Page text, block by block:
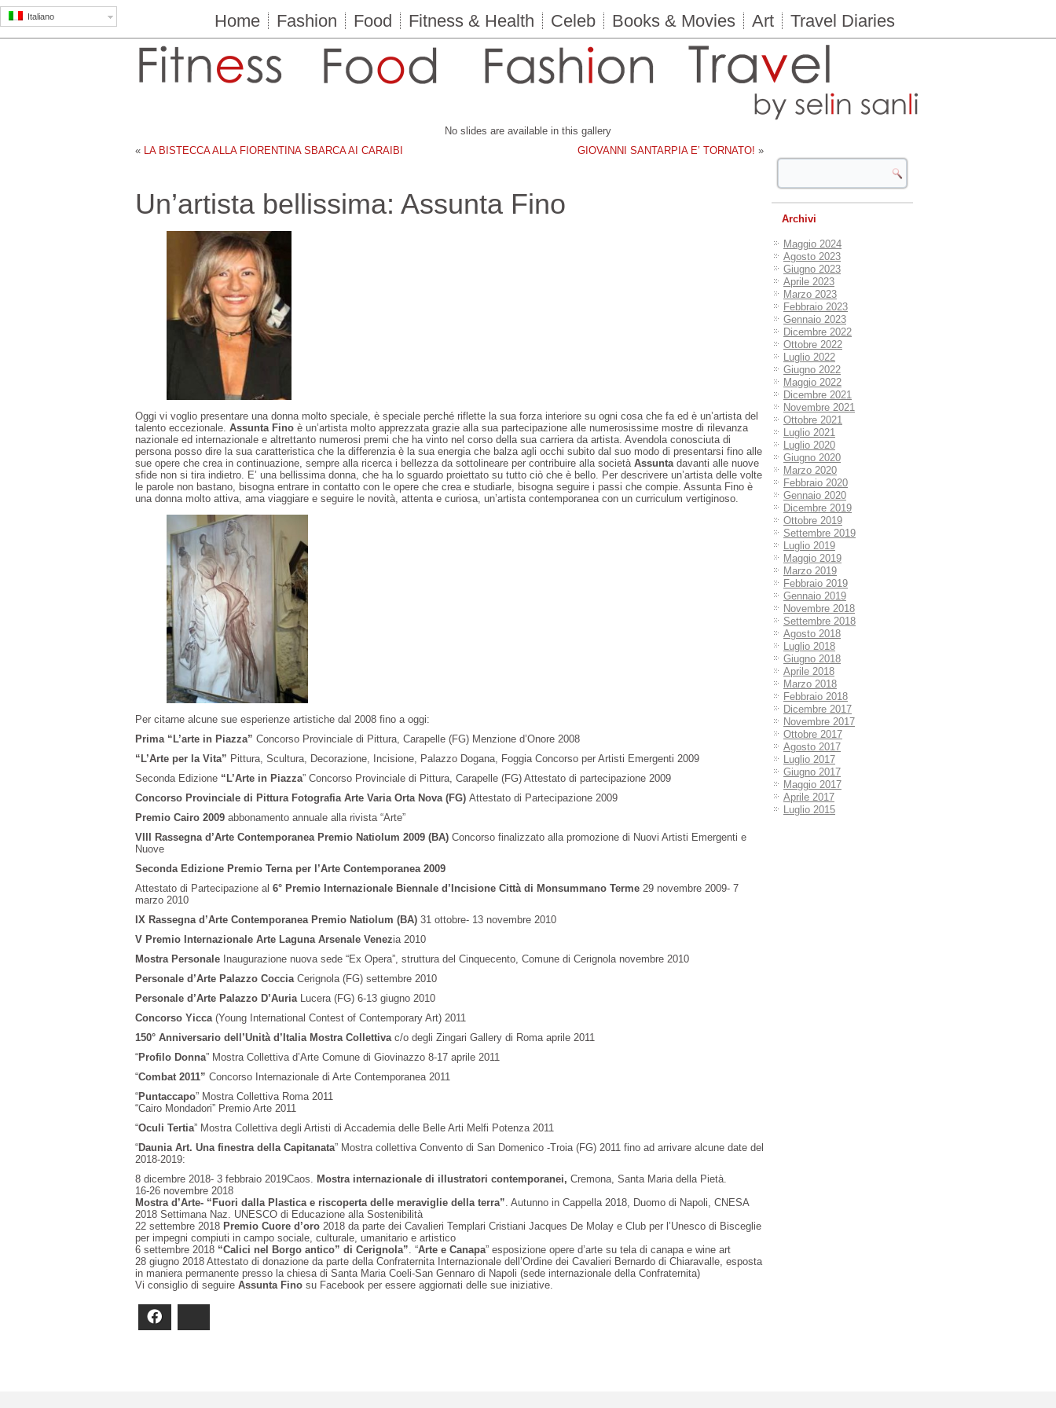
Italiano Home Fashion Food Fitness & Health Celeb Books & Movies Art Travel Diaries
No slides are available in this gallery
« LA BISTECCA ALLA FIORENTINA SBARCA AI CARAIBI GIOVANNI SANTARPIA E’ TORNATO! »
Un’artista bellissima: Assunta Fino
Oggi vi voglio presentare una donna molto speciale, è speciale perché riflette la sua forza interiore su ogni cosa che fa ed è un’artista del
talento eccezionale. Assunta Fino è un’artista molto apprezzata grazie alla sua partecipazione alle numerosissime mostre di rilevanza
nazionale ed internazionale e altrettanto numerosi premi che ha vinto nel corso della sua carriera da artista. Avendola conosciuta di
persona posso dire la sua caratteristica che la differenzia è la sua energia che balza agli occhi subito dal suo modo di presentarsi fino alle
sue opere che crea in continuazione, sempre alla ricerca i bellezza da sottolineare per contribuire alla società Assunta davanti alle nuove
sfide non si tira indietro. E’ una bellissima donna, che ha lo sguardo proiettato su tutto ciò che è bello. Per descrivere un’artista delle volte
le parole non bastano, bisogna entrare in contatto con le opere che crea e studiarle, bisogna seguire i passi che compie. Assunta Fino è
una donna molto attiva, ama viaggiare e seguire le novità, attenta e curiosa, un’artista contemporanea con un curriculum vertiginoso.
Per citarne alcune sue esperienze artistiche dal 2008 fino a oggi:
Prima “L’arte in Piazza” Concorso Provinciale di Pittura, Carapelle (FG) Menzione d’Onore 2008
“L’Arte per la Vita” Pittura, Scultura, Decorazione, Incisione, Palazzo Dogana, Foggia Concorso per Artisti Emergenti 2009
Seconda Edizione “L’Arte in Piazza” Concorso Provinciale di Pittura, Carapelle (FG) Attestato di partecipazione 2009
Concorso Provinciale di Pittura Fotografia Arte Varia Orta Nova (FG) Attestato di Partecipazione 2009
Premio Cairo 2009 abbonamento annuale alla rivista “Arte”
VIII Rassegna d’Arte Contemporanea Premio Natiolum 2009 (BA) Concorso finalizzato alla promozione di Nuovi Artisti Emergenti e
Nuove
Seconda Edizione Premio Terna per l’Arte Contemporanea 2009
Attestato di Partecipazione al 6° Premio Internazionale Biennale d’Incisione Città di Monsummano Terme 29 novembre 2009- 7
marzo 2010
IX Rassegna d’Arte Contemporanea Premio Natiolum (BA) 31 ottobre- 13 novembre 2010
V Premio Internazionale Arte Laguna Arsenale Venezia 2010
Mostra Personale Inaugurazione nuova sede “Ex Opera”, struttura del Cinquecento, Comune di Cerignola novembre 2010
Personale d’Arte Palazzo Coccia Cerignola (FG) settembre 2010
Personale d’Arte Palazzo D’Auria Lucera (FG) 6-13 giugno 2010
Concorso Yicca (Young International Contest of Contemporary Art) 2011
150° Anniversario dell’Unità d’Italia Mostra Collettiva c/o degli Zingari Gallery di Roma aprile 2011
“Profilo Donna” Mostra Collettiva d’Arte Comune di Giovinazzo 8-17 aprile 2011
“Combat 2011” Concorso Internazionale di Arte Contemporanea 2011
“Puntaccapo” Mostra Collettiva Roma 2011
“Cairo Mondadori” Premio Arte 2011
“Oculi Tertia” Mostra Collettiva degli Artisti di Accademia delle Belle Arti Melfi Potenza 2011
“Daunia Art. Una finestra della Capitanata” Mostra collettiva Convento di San Domenico -Troia (FG) 2011 fino ad arrivare alcune date del
2018-2019:
8 dicembre 2018- 3 febbraio 2019Caos.
Mostra internazionale di illustratori contemporanei, Cremona, Santa Maria della Pietà.
16-26 novembre 2018
Mostra d’Arte- “Fuori dalla Plastica e riscoperta delle meraviglie della terra” . Autunno in Cappella 2018, Duomo di Napoli, CNESA
2018 Settimana Naz. UNESCO di Educazione alla Sostenibilità
22 settembre 2018 Premio Cuore d’oro 2018 da parte dei Cavalieri Templari Cristiani Jacques De Molay e Club per l’Unesco di Bisceglie
per impegni compiuti in campo sociale, culturale, umanitario e artistico
6 settembre 2018 “Calici nel Borgo antico” di Cerignola” . “Arte e Canapa” esposizione opere d’arte su tela di canapa e wine art
28 giugno 2018 Attestato di donazione da parte della Confraternita Internazionale dell’Ordine dei Cavalieri Bernardo di Chiaravalle, esposta
in maniera permanente presso la chiesa di Santa Maria Coeli-San Gennaro di Napoli (sede internazionale della Confraternita)
Vi consiglio di seguire Assunta Fino su Facebook per essere aggiornati delle sue iniziative.
Archivi
Maggio 2024
Agosto 2023
Giugno 2023
Aprile 2023
Marzo 2023
Febbraio 2023
Gennaio 2023
Dicembre 2022
Ottobre 2022
Luglio 2022
Giugno 2022
Maggio 2022
Dicembre 2021
Novembre 2021
Ottobre 2021
Luglio 2021
Luglio 2020
Giugno 2020
Marzo 2020
Febbraio 2020
Gennaio 2020
Dicembre 2019
Ottobre 2019
Settembre 2019
Luglio 2019
Maggio 2019
Marzo 2019
Febbraio 2019
Gennaio 2019
Novembre 2018
Settembre 2018
Agosto 2018
Luglio 2018
Giugno 2018
Aprile 2018
Marzo 2018
Febbraio 2018
Dicembre 2017
Novembre 2017
Ottobre 2017
Agosto 2017
Luglio 2017
Giugno 2017
Maggio 2017
Aprile 2017
Luglio 2015